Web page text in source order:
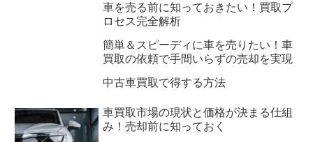
車を売る前に知っておきたい！買取プ
ロセス完全解析
簡単＆スピーディに車を売りたい！車
買取の依頼で手間いらずの売却を実現
中古車買取で得する方法
車買取市場の現状と価格が決まる仕組
み！売却前に知っておく